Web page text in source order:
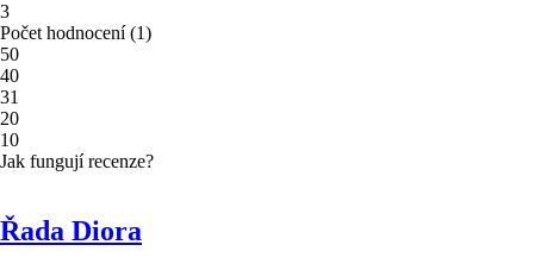
3
Počet hodnocení(1)
50
40
31
20
10
Jak fungují recenze?
Řada Diora